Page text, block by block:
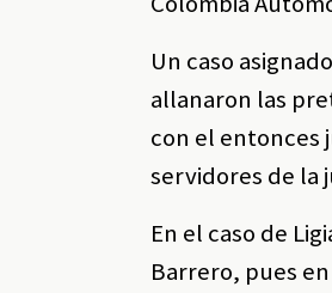
Un caso
allanaron las
con el entonces
servidores de la
En el caso de
Barrero, pues